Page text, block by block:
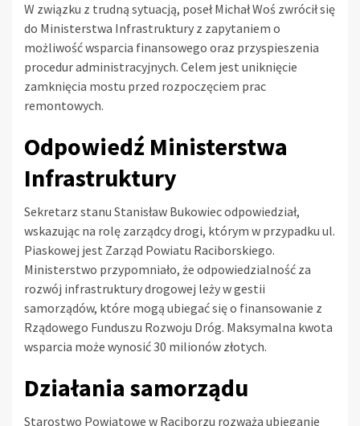
W związku z trudną sytuacją, poseł Michał Woś zwrócił się
do Ministerstwa Infrastruktury z zapytaniem o
możliwość wsparcia finansowego oraz przyspieszenia
procedur administracyjnych. Celem jest uniknięcie
zamknięcia mostu przed rozpoczęciem prac
remontowych.
Odpowiedź Ministerstwa
Infrastruktury
Sekretarz stanu Stanisław Bukowiec odpowiedział,
wskazując na rolę zarządcy drogi, którym w przypadku ul.
Piaskowej jest Zarząd Powiatu Raciborskiego.
Ministerstwo przypomniało, że odpowiedzialność za
rozwój infrastruktury drogowej leży w gestii
samorządów, które mogą ubiegać się o finansowanie z
Rządowego Funduszu Rozwoju Dróg. Maksymalna kwota
wsparcia może wynosić 30 milionów złotych.
Działania samorządu
Starostwo Powiatowe w Raciborzu rozważa ubieganie